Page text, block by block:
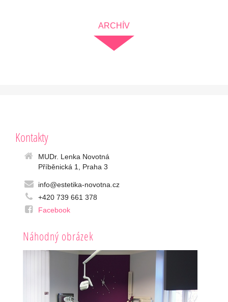
ARCHÍV
Kontakty
MUDr. Lenka Novotná
Příběnická 1, Praha 3
info@estetika-novotna.cz
+420 739 661 378
Facebook
Náhodný obrázek